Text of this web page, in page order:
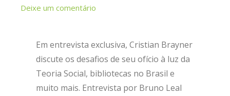
Deixe um comentário
Em entrevista exclusiva, Cristian Brayner
discute os desafios de seu ofício à luz da
Teoria Social, bibliotecas no Brasil e
muito mais. Entrevista por Bruno Leal